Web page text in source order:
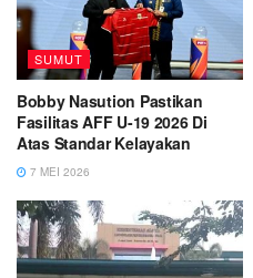
SUMUT
Bobby Nasution Pastikan
Fasilitas AFF U-19 2026 Di
Atas Standar Kelayakan
7 MEI 2026